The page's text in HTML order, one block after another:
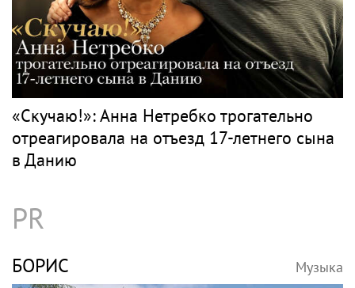
«Скучаю!»: Анна Нетребко трогательно
отреагировала на отъезд 17-летнего сына
в Данию
PR
БОРИС Музыка